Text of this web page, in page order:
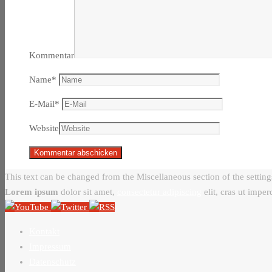
Kommentar
Name*
E-Mail*
Website
This text can be changed from the Miscellaneous section of the
Lorem ipsum dolor sit amet, elit, cras ut